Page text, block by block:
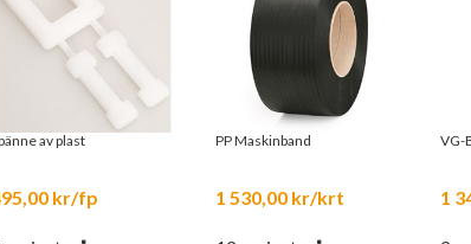
av plast
kr/fp
PP Maskinband
1 530,00 kr/krt
VG-
1